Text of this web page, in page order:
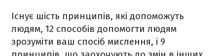
Існує шість принципів, які допоможуть
людям, 12 способів допомогти людям
зрозуміти ваш спосіб мислення, і 9